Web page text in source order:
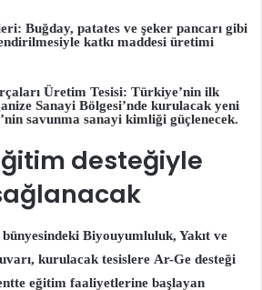
Buğday, patates ve şeker pancarı gibi
katkı maddesi üretimi
Üretim Tesisi: Türkiye’nin ilk
Sanayi Bölgesi’nde kurulacak yeni
savunma sanayi kimliği güçlenecek.
desteğiyle
Biyouyumluluk, Yakıt ve
, kurulacak tesislere Ar-Ge desteği
eğitim faaliyetlerine başlayan